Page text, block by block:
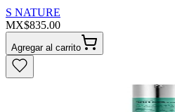
S NATURE
MX$835.00
Agregar al carrito